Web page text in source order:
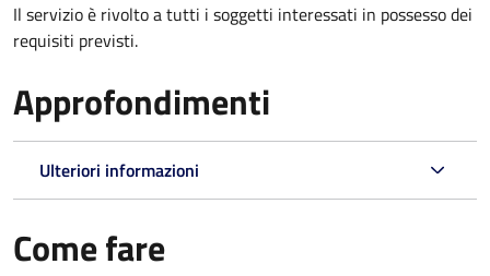
Il servizio è rivolto a tutti i soggetti interessati in possesso dei
requisiti previsti.
Approfondimenti
Ulteriori informazioni
Come fare